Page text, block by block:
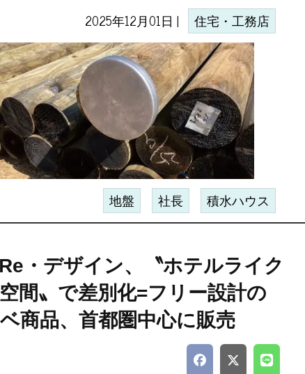
2025年12月01日 | 住宅・工務店
地盤 社長 積水ハウス
・デザイン、〝ホテルライク
間〟で差別化=フリー設計の
商品、首都圏中心に販売